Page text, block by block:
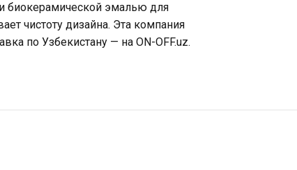
биокерамической эмалью для
чистоту дизайна. Эта компания
по Узбекистану — на ON-OFF.uz.